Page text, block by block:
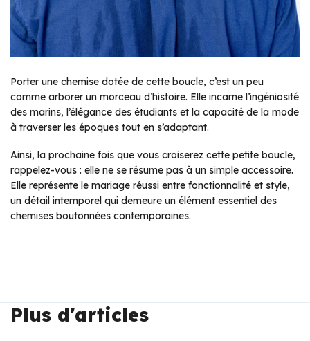
Porter une chemise dotée de cette boucle, c’est un peu
comme arborer un morceau d’histoire. Elle incarne l’ingéniosité
des marins, l’élégance des étudiants et la capacité de la mode
à traverser les époques tout en s’adaptant.
Ainsi, la prochaine fois que vous croiserez cette petite boucle,
rappelez-vous : elle ne se résume pas à un simple accessoire.
Elle représente le mariage réussi entre fonctionnalité et style,
un détail intemporel qui demeure un élément essentiel des
chemises boutonnées contemporaines.
Plus d'articles